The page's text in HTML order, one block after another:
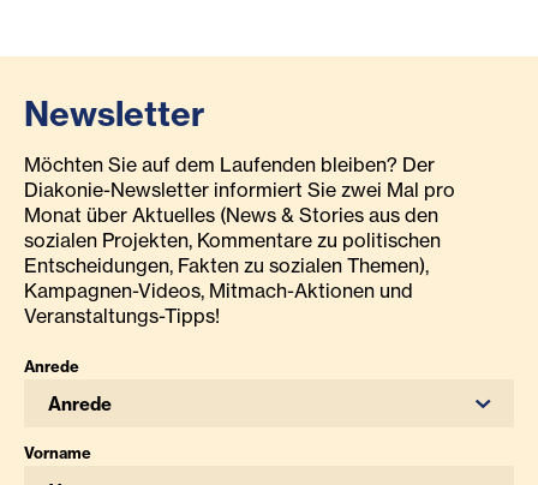
Newsletter
Möchten Sie auf dem Laufenden bleiben? Der
Diakonie-Newsletter informiert Sie zwei Mal pro
Monat über Aktuelles (News & Stories aus den
sozialen Projekten, Kommentare zu politischen
Entscheidungen, Fakten zu sozialen Themen),
Kampagnen-Videos, Mitmach-Aktionen und
Veranstaltungs-Tipps!
Anrede
Anrede
Vorname